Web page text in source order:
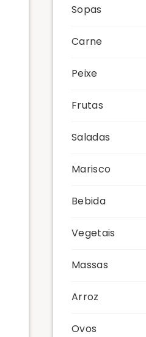
Sopas
Carne
Peixe
Frutas
Saladas
Marisco
Bebida
Vegetais
Massas
Arroz
Ovos